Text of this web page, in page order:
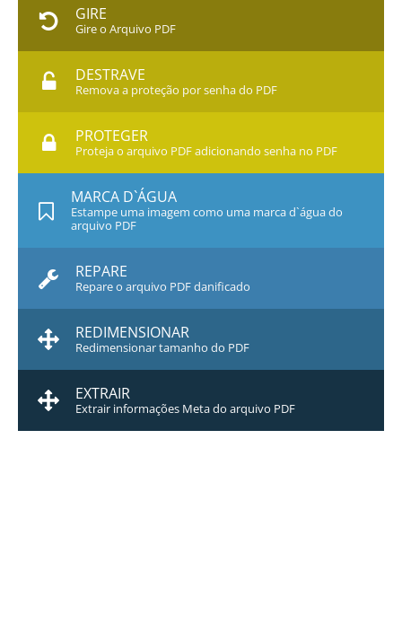
GIRE
Gire o Arquivo PDF
DESTRAVE
Remova a proteção por senha do PDF
PROTEGER
Proteja o arquivo PDF adicionando senha no PDF
MARCA D`ÁGUA
Estampe uma imagem como uma marca d`água do
arquivo PDF
REPARE
Repare o arquivo PDF danificado
REDIMENSIONAR
Redimensionar tamanho do PDF
EXTRAIR
Extrair informações Meta do arquivo PDF